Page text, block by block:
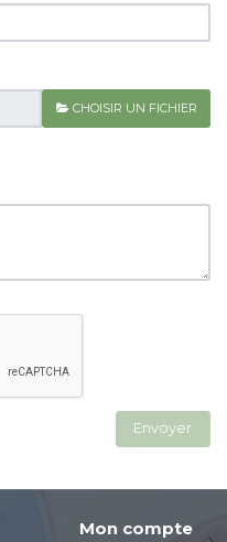
CHOISIR UN FICHIER
Mon compte